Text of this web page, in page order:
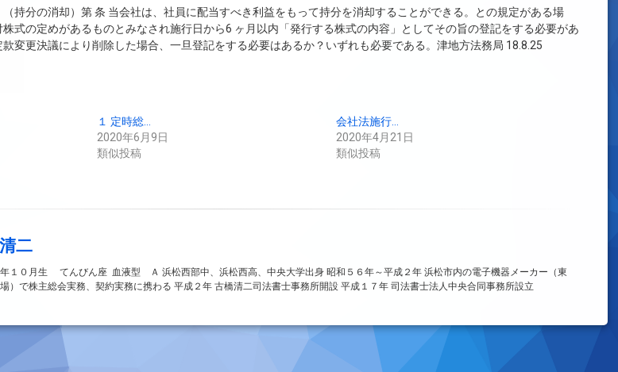
持分の消却）第 条 当会社は、社員に配当すべき利益をもって持分を消却することができる。との規定がある場
式の定めがあるものとみなされ施行日から6 ヶ月以内「発行する株式の内容」としてその旨の登記をする必要があ
変更決議により削除した場合、一旦登記をする必要はあるか？いずれも必要である。津地方法務局 18.8.25
１ 定時総…
2020年6月9日
類似投稿
会社法施行…
2020年4月21日
類似投稿
二
１０月生 てんびん座 血液型 Ａ 浜松西部中、浜松西高、中央大学出身 昭和５６年～平成２年 浜松市内の電子機器メーカー（東
）で株主総会実務、契約実務に携わる 平成２年 古橋清二司法書士事務所開設 平成１７年 司法書士法人中央合同事務所設立